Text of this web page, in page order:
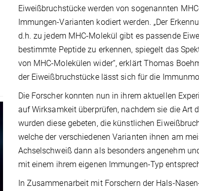
Eiweißbruchstücke werden von sogenannten
Immungen-Varianten kodiert werden. „Der
d.h. zu jedem MHC-Molekül gibt es passende
bestimmte Peptide zu erkennen, spiegelt das
von MHC-Molekülen wider“, erklärt Thomas
der Eiweißbruchstücke lässt sich für die
Die Forscher konnten nun in ihrem aktuellen
auf Wirksamkeit überprüfen, nachdem sie die Art
wurden diese gebeten, die künstlichen
welche der verschiedenen Varianten ihnen am
Achselschweiß dann als besonders angenehm
mit einem ihrem eigenen Immungen-Typ
In Zusammenarbeit mit Forschern der Hals-